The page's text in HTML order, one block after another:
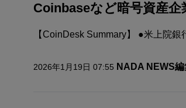
Coinbaseなど暗号資産
【CoinDesk Summary】 ●米上院
2026年1月19日 07:55 NADA NEWS